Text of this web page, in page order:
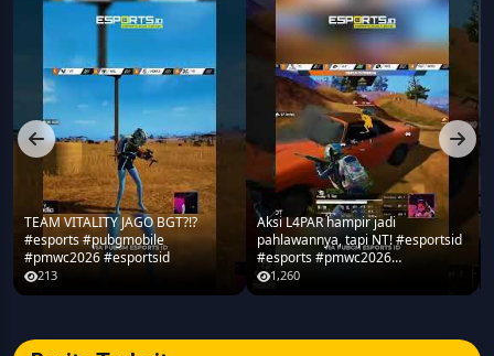
TEAM VITALITY JAGO BGT?!?
#esports #pubgmobile
#pmwc2026 #esportsid
213
Aksi L4PAR hampir jadi
pahlawannya, tapi NT! #esportsid
#esports #pmwc2026
#pubgmobile #teamrrq
1,260